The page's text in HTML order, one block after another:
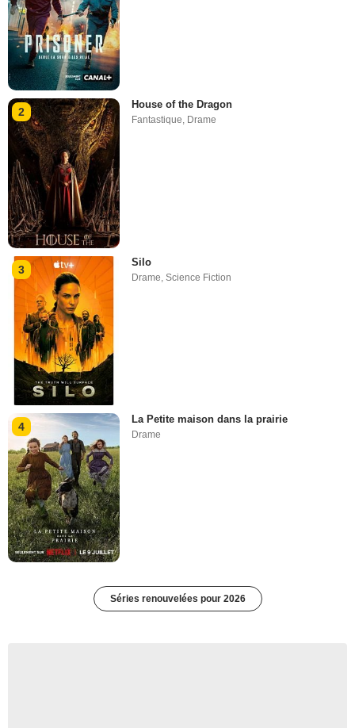
2
House of the Dragon
Fantastique, Drame
3
Silo
Drame ,Science Fiction
4
La Petite maison dans la prairie
Drame
Séries renouvelées pour 2026